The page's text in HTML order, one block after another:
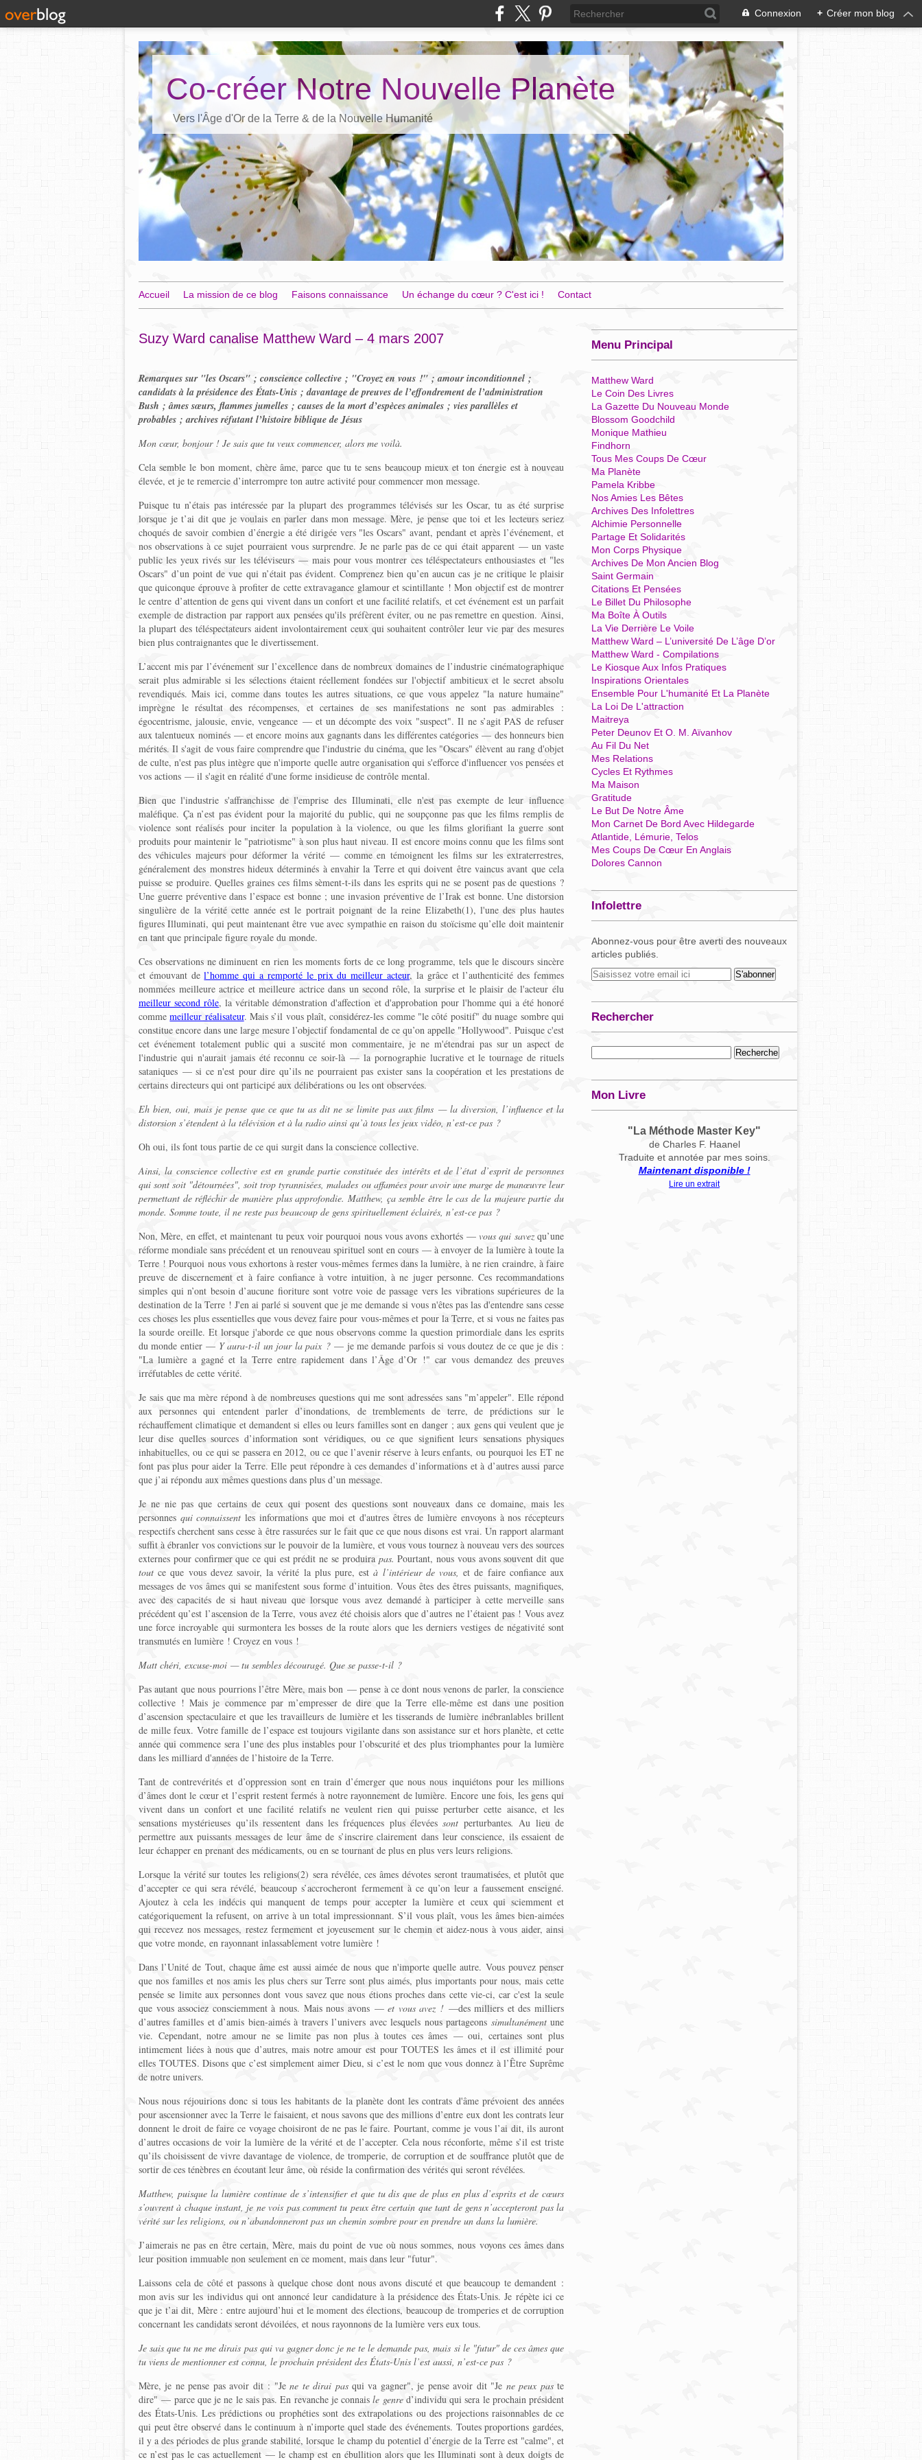
Connexion + Créer mon blog
Co-créer Notre Nouvelle Planète
Vers l'Âge d'Or de la Terre & de la Nouvelle Humanité
Accueil La mission de ce blog Faisons connaissance Un échange du cœur ? C'est ici ! Contact
Suzy Ward canalise Matthew Ward – 4 mars 2007
Remarques sur "les Oscars" ; conscience collective ; "Croyez en vous !" ; amour inconditionnel ;
candidats à la présidence des États-Unis ; davantage de preuves de l’effondrement de l’administration
Bush ; âmes sœurs, flammes jumelles ; causes de la mort d’espèces animales ; vies parallèles et
probables ; archives réfutant l’histoire biblique de Jésus
Mon cœur, bonjour ! Je sais que tu veux commencer, alors me voilà.
Cela semble le bon moment, chère âme, parce que tu te sens beaucoup mieux et ton énergie est à nouveau
élevée, et je te remercie d’interrompre ton autre activité pour commencer mon message.
Puisque tu n’étais pas intéressée par la plupart des programmes télévisés sur les Oscar, tu as été surprise
lorsque je t’ai dit que je voulais en parler dans mon message. Mère, je pense que toi et les lecteurs seriez
choqués de savoir combien d’énergie a été dirigée vers "les Oscars" avant, pendant et après l’événement, et
nos observations à ce sujet pourraient vous surprendre. Je ne parle pas de ce qui était apparent — un vaste
public les yeux rivés sur les téléviseurs — mais pour vous montrer ces téléspectateurs enthousiastes et "les
Oscars" d’un point de vue qui n’était pas évident. Comprenez bien qu’en aucun cas je ne critique le plaisir
que quiconque éprouve à profiter de cette extravagance glamour et scintillante ! Mon objectif est de montrer
le centre d’attention de gens qui vivent dans un confort et une facilité relatifs, et cet événement est un parfait
exemple de distraction par rapport aux pensées qu'ils préfèrent éviter, ou ne pas remettre en question. Ainsi,
la plupart des téléspectateurs aident involontairement ceux qui souhaitent contrôler leur vie par des mesures
bien plus contraignantes que le divertissement.
L’accent mis par l’événement sur l’excellence dans de nombreux domaines de l’industrie cinématographique
serait plus admirable si les sélections étaient réellement fondées sur l'objectif ambitieux et le secret absolu
revendiqués. Mais ici, comme dans toutes les autres situations, ce que vous appelez "la nature humaine"
imprègne le résultat des récompenses, et certaines de ses manifestations ne sont pas admirables :
égocentrisme, jalousie, envie, vengeance — et un décompte des voix "suspect". Il ne s’agit PAS de refuser
aux talentueux nominés — et encore moins aux gagnants dans les différentes catégories — des honneurs bien
mérités. Il s'agit de vous faire comprendre que l'industrie du cinéma, que les "Oscars" élèvent au rang d'objet
de culte, n'est pas plus intègre que n'importe quelle autre organisation qui s'efforce d'influencer vos pensées et
vos actions — il s'agit en réalité d'une forme insidieuse de contrôle mental.
Bien que l'industrie s'affranchisse de l'emprise des Illuminati, elle n'est pas exempte de leur influence
maléfique. Ça n’est pas évident pour la majorité du public, qui ne soupçonne pas que les films remplis de
violence sont réalisés pour inciter la population à la violence, ou que les films glorifiant la guerre sont
produits pour maintenir le "patriotisme" à son plus haut niveau. Il est encore moins connu que les films sont
des véhicules majeurs pour déformer la vérité — comme en témoignent les films sur les extraterrestres,
généralement des monstres hideux déterminés à envahir la Terre et qui doivent être vaincus avant que cela
puisse se produire. Quelles graines ces films sèment-t-ils dans les esprits qui ne se posent pas de questions ?
Une guerre préventive dans l’espace est bonne ; une invasion préventive de l’Irak est bonne. Une distorsion
singulière de la vérité cette année est le portrait poignant de la reine Elizabeth(1), l'une des plus hautes
figures Illuminati, qui peut maintenant être vue avec sympathie en raison du stoïcisme qu’elle doit maintenir
en tant que principale figure royale du monde.
Ces observations ne diminuent en rien les moments forts de ce long programme, tels que le discours sincère
et émouvant del’homme qui a remporté le prix du meilleur acteur, la grâce et l’authenticité des femmes
nommées meilleure actrice et meilleure actrice dans un second rôle, la surprise et le plaisir de l'acteur élu
meilleur second rôle, la véritable démonstration d'affection et d'approbation pour l'homme qui a été honoré
commemeilleur réalisateur. Mais s’il vous plaît, considérez-les comme "le côté positif" du nuage sombre qui
constitue encore dans une large mesure l’objectif fondamental de ce qu’on appelle "Hollywood". Puisque c'est
cet événement totalement public qui a suscité mon commentaire, je ne m'étendrai pas sur un aspect de
l'industrie qui n'aurait jamais été reconnu ce soir-là — la pornographie lucrative et le tournage de rituels
sataniques — si ce n'est pour dire qu’ils ne pourraient pas exister sans la coopération et les prestations de
certains directeurs qui ont participé aux délibérations ou les ont observées.
Eh bien, oui, mais je pense que ce que tu as dit ne se limite pas aux films — la diversion, l’influence et la
distorsion s’étendent à la télévision et à la radio ainsi qu’à tous les jeux vidéo, n’est-ce pas ?
Oh oui, ils font tous partie de ce qui surgit dans la conscience collective.
Ainsi, la conscience collective est en grande partie constituée des intérêts et de l’état d’esprit de personnes
qui sont soit "détournées", soit trop tyrannisées, malades ou affamées pour avoir une marge de manœuvre leur
permettant de réfléchir de manière plus approfondie. Matthew, ça semble être le cas de la majeure partie du
monde. Somme toute, il ne reste pas beaucoup de gens spirituellement éclairés, n’est-ce pas ?
Non, Mère, en effet, et maintenant tu peux voir pourquoi nous vous avons exhortés —vous qui savezqu’une
réforme mondiale sans précédent et un renouveau spirituel sont en cours — à envoyer de la lumière à toute la
Terre ! Pourquoi nous vous exhortons à rester vous-mêmes fermes dans la lumière, à ne rien craindre, à faire
preuve de discernement et à faire confiance à votre intuition, à ne juger personne. Ces recommandations
simples qui n’ont besoin d’aucune fioriture sont votre voie de passage vers les vibrations supérieures de la
destination de la Terre ! J'en ai parlé si souvent que je me demande si vous n'êtes pas las d'entendre sans cesse
ces choses les plus essentielles que vous devez faire pour vous-mêmes et pour la Terre, et si vous ne faites pas
la sourde oreille. Et lorsque j'aborde ce que nous observons comme la question primordiale dans les esprits
du monde entier — Y aura-t-il un jour la paix ?— je me demande parfois si vous doutez de ce que je dis :
"La lumière a gagné et la Terre entre rapidement dans l’Âge d’Or !" car vous demandez des preuves
irréfutables de cette vérité.
Je sais que ma mère répond à de nombreuses questions qui me sont adressées sans "m’appeler". Elle répond
aux personnes qui entendent parler d’inondations, de tremblements de terre, de prédictions sur le
réchauffement climatique et demandent si elles ou leurs familles sont en danger ; aux gens qui veulent que je
leur dise quelles sources d’information sont véridiques, ou ce que signifient leurs sensations physiques
inhabituelles, ou ce qui se passera en 2012, ou ce que l’avenir réserve à leurs enfants, ou pourquoi les ET ne
font pas plus pour aider la Terre. Elle peut répondre à ces demandes d’informations et à d’autres aussi parce
que j’ai répondu aux mêmes questions dans plus d’un message.
Je ne nie pas que certains de ceux qui posent des questions sont nouveaux dans ce domaine, mais les
personnes qui connaissent les informations que moi et d'autres êtres de lumière envoyons à nos récepteurs
respectifs cherchent sans cesse à être rassurées sur le fait que ce que nous disons est vrai. Un rapport alarmant
suffit à ébranler vos convictions sur le pouvoir de la lumière, et vous vous tournez à nouveau vers des sources
externes pour confirmer que ce qui est prédit ne se produira pas. Pourtant, nous vous avons souvent dit que
tout ce que vous devez savoir, la vérité la plus pure, està l’intérieur de vous, et de faire confiance aux
messages de vos âmes qui se manifestent sous forme d’intuition. Vous êtes des êtres puissants, magnifiques,
avec des capacités de si haut niveau que lorsque vous avez demandé à participer à cette merveille sans
précédent qu’est l’ascension de la Terre, vous avez été choisis alors que d’autres ne l’étaient pas ! Vous avez
une force incroyable qui surmontera les bosses de la route alors que les derniers vestiges de négativité sont
transmutés en lumière ! Croyez en vous !
Matt chéri, excuse-moi — tu sembles découragé. Que se passe-t-il ?
Pas autant que nous pourrions l’être Mère, mais bon — pense à ce dont nous venons de parler, la conscience
collective ! Mais je commence par m’empresser de dire que la Terre elle-même est dans une position
d’ascension spectaculaire et que les travailleurs de lumière et les tisserands de lumière inébranlables brillent
de mille feux. Votre famille de l’espace est toujours vigilante dans son assistance sur et hors planète, et cette
année qui commence sera l’une des plus instables pour l’obscurité et des plus triomphantes pour la lumière
dans les milliard d'années de l’histoire de la Terre.
Tant de contrevérités et d’oppression sont en train d’émerger que nous nous inquiétons pour les millions
d’âmes dont le cœur et l’esprit restent fermés à notre rayonnement de lumière. Encore une fois, les gens qui
vivent dans un confort et une facilité relatifs ne veulent rien qui puisse perturber cette aisance, et les
sensations mystérieuses qu’ils ressentent dans les fréquences plus élevéessont perturbantes. Au lieu de
permettre aux puissants messages de leur âme de s’inscrire clairement dans leur conscience, ils essaient de
leur échapper en prenant des médicaments, ou en se tournant de plus en plus vers leurs religions.
Lorsque la vérité sur toutes les religions(2) sera révélée, ces âmes dévotes seront traumatisées, et plutôt que
d’accepter ce qui sera révélé, beaucoup s’accrocheront fermement à ce qu’on leur a faussement enseigné.
Ajoutez à cela les indécis qui manquent de temps pour accepter la lumière et ceux qui sciemment et
catégoriquement la refusent, on arrive à un total impressionnant. S’il vous plaît, vous les âmes bien-aimées
qui recevez nos messages, restez fermement et joyeusement sur le chemin et aidez-nous à vous aider, ainsi
que votre monde, en rayonnant inlassablement votre lumière !
Dans l’Unité de Tout, chaque âme est aussi aimée de nous que n'importe quelle autre. Vous pouvez penser
que nos familles et nos amis les plus chers sur Terre sont plus aimés, plus importants pour nous, mais cette
pensée se limite aux personnes dont vous savez que nous étions proches dans cette vie-ci, car c'est la seule
que vous associez consciemment à nous. Mais nous avons —et vous avez ! —des milliers et des milliers
d’autres familles et d’amis bien-aimés à travers l’univers avec lesquels nous partageons simultanémentune
vie. Cependant, notre amour ne se limite pas non plus à toutes ces âmes — oui, certaines sont plus
intimement liées à nous que d’autres, mais notre amour est pour TOUTES les âmes et il est illimité pour
elles TOUTES. Disons que c’est simplement aimer Dieu, si c’est le nom que vous donnez à l’Être Suprême
de notre univers.
Nous nous réjouirions donc si tous les habitants de la planète dont les contrats d'âme prévoient des années
pour ascensionner avec la Terre le faisaient, et nous savons que des millions d’entre eux dont les contrats leur
donnent le droit de faire ce voyage choisiront de ne pas le faire. Pourtant, comme je vous l’ai dit, ils auront
d’autres occasions de voir la lumière de la vérité et de l’accepter. Cela nous réconforte, même s’il est triste
qu’ils choisissent de vivre davantage de violence, de tromperie, de corruption et de souffrance plutôt que de
sortir de ces ténèbres en écoutant leur âme, où réside la confirmation des vérités qui seront révélées.
Matthew, puisque la lumière continue de s’intensifier et que tu dis que de plus en plus d’esprits et de cœurs
s’ouvrent à chaque instant, je ne vois pas comment tu peux être certain que tant de gens n’accepteront pas la
vérité sur les religions, ou n’abandonneront pas un chemin sombre pour en prendre un dans la lumière.
J’aimerais ne pas en être certain, Mère, mais du point de vue où nous sommes, nous voyons ces âmes dans
leur position immuable non seulement en ce moment, mais dans leur "futur".
Laissons cela de côté et passons à quelque chose dont nous avons discuté et que beaucoup te demandent :
mon avis sur les individus qui ont annoncé leur candidature à la présidence des États-Unis. Je répète ici ce
que je t’ai dit, Mère : entre aujourd’hui et le moment des élections, beaucoup de tromperies et de corruption
concernant les candidats seront dévoilées, et nous rayonnons de la lumière vers eux tous.
Je sais que tu ne me dirais pas qui va gagner donc je ne te le demande pas, mais si le "futur" de ces âmes que
tu viens de mentionner est connu, le prochain président des États-Unis l’est aussi, n’est-ce pas ?
Mère, je ne pense pas avoir dit : "Jene te dirai pasqui va gagner", je pense avoir dit "Je ne peux paste
dire" — parce que je ne le sais pas. En revanche je connaisle genre d’individu qui sera le prochain président
des États-Unis. Les prédictions ou prophéties sont des extrapolations ou des projections raisonnables de ce
qui peut être observé dans le continuum à n’importe quel stade des événements. Toutes proportions gardées,
il y a des périodes de plus grande stabilité, lorsque le champ du potentiel d’énergie de la Terre est "calme", et
ce n’est pas le cas actuellement — le champ est en ébullition alors que les Illuminati sont à deux doigts de
Menu Principal
Matthew Ward
Le Coin Des Livres
La Gazette Du Nouveau Monde
Blossom Goodchild
Monique Mathieu
Findhorn
Tous Mes Coups De Cœur
Ma Planète
Pamela Kribbe
Nos Amies Les Bêtes
Archives Des Infolettres
Alchimie Personnelle
Partage Et Solidarités
Mon Corps Physique
Archives De Mon Ancien Blog
Saint Germain
Citations Et Pensées
Le Billet Du Philosophe
Ma Boîte À Outils
La Vie Derrière Le Voile
Matthew Ward – L’université De L’âge D’or
Matthew Ward - Compilations
Le Kiosque Aux Infos Pratiques
Inspirations Orientales
Ensemble Pour L'humanité Et La Planète
La Loi De L'attraction
Maitreya
Peter Deunov Et O. M. Aïvanhov
Au Fil Du Net
Mes Relations
Cycles Et Rythmes
Ma Maison
Gratitude
Le But De Notre Âme
Mon Carnet De Bord Avec Hildegarde
Atlantide, Lémurie, Telos
Mes Coups De Cœur En Anglais
Dolores Cannon
Infolettre
Abonnez-vous pour être averti des nouveaux
articles publiés.
Rechercher
Mon Livre
"La Méthode Master Key"
de Charles F. Haanel
Traduite et annotée par mes soins.
Maintenant disponible !
Lire un extrait